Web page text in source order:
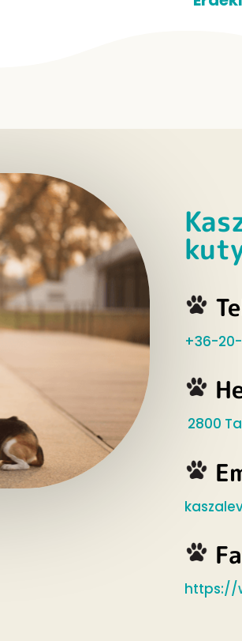
+36-
2800
https://